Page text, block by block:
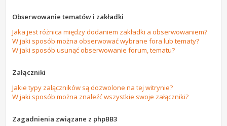
Obserwowanie tematów i zakładki
Jaka jest różnica między dodaniem zakładki a obserwowaniem?
W jaki sposób można obserwować wybrane fora lub tematy?
W jaki sposób usunąć obserwowanie forum, tematu?
Załączniki
Jakie typy załączników są dozwolone na tej witrynie?
W jaki sposób można znaleźć wszystkie swoje załączniki?
Zagadnienia związane z phpBB3